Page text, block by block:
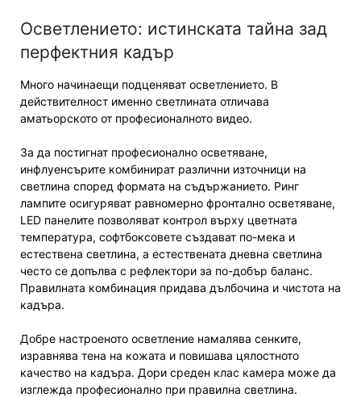
Осветлението: истинската тайна зад
перфектния кадър
Много начинаещи подценяват осветлението. В
действителност именно светлината отличава
аматьорското от професионалното видео.
За да постигнат професионално осветяване,
инфлуенсърите комбинират различни източници на
светлина според формата на съдържанието. Ринг
лампите осигуряват равномерно фронтално осветяване,
LED панелите позволяват контрол върху цветната
температура, софтбоксовете създават по-мека и
естествена светлина, а естествената дневна светлина
често се допълва с рефлектори за по-добър баланс.
Правилната комбинация придава дълбочина и чистота на
кадъра.
Добре настроеното осветление намалява сенките,
изравнява тена на кожата и повишава цялостното
качество на кадъра. Дори среден клас камера може да
изглежда професионално при правилна светлина.